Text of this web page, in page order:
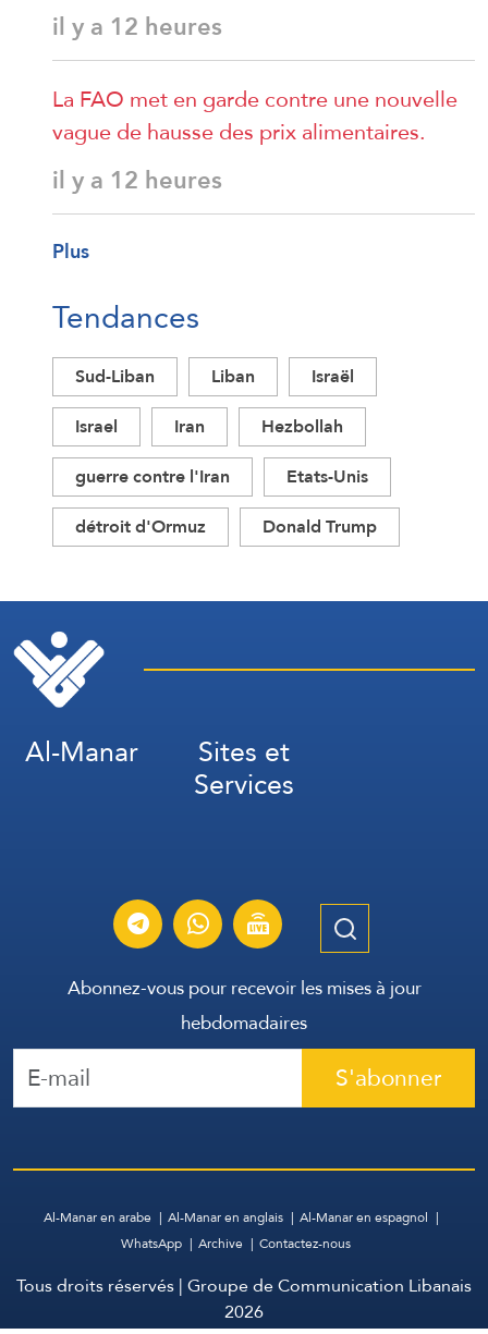
il y a 12 heures
La FAO met en garde contre une nouvelle
vague de hausse des prix alimentaires.
il y a 12 heures
Plus
Tendances
Sud-Liban Liban
Israël
Israel
Iran
Hezbollah
guerre contre l'Iran
Etats-Unis
détroit d'Ormuz
Donald Trump
Al-Manar Sites et
Services
Abonnez-vous pour recevoir les mises à jour
hebdomadaires
S'abonner
Al-Manar en arabe Al-Manar en anglais
Al-Manar en espagnol
WhatsApp
Archive Contactez-nous
Tous droits réservés | Groupe de Communication Libanais
2026